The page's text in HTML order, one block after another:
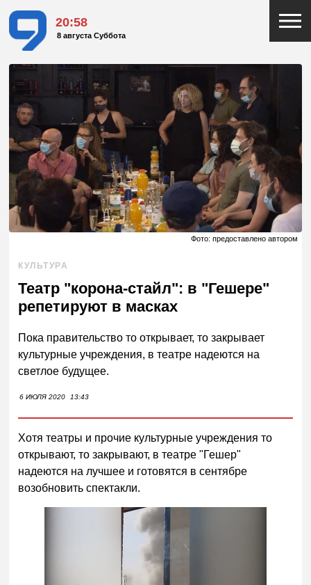
20:58
8 августа Суббота
Фото: предоставлено автором
КУЛЬТУРА
Театр "корона-стайл": в "Гешере"
репетируют в масках
Пока правительство то открывает, то закрывает
культурные учреждения, в театре надеются на
светлое будущее.
6 ИЮЛЯ 2020 13:43
Хотя театры и прочие культурные учреждения то
открывают, то закрывают, в театре "Гешер"
надеются на лучшее и готовятся в сентябре
возобновить спектакли.